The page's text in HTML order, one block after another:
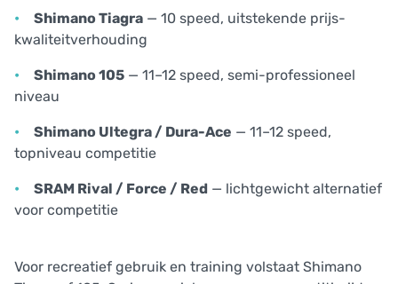
Shimano Tiagra — 10 speed, uitstekende prijs-
kwaliteitverhouding
Shimano 105 — 11–12 speed, semi-professioneel
niveau
Shimano Ultegra / Dura-Ace — 11–12 speed,
topniveau competitie
SRAM Rival / Force / Red — lichtgewicht alternatief
voor competitie
Voor recreatief gebruik en training volstaat Shimano